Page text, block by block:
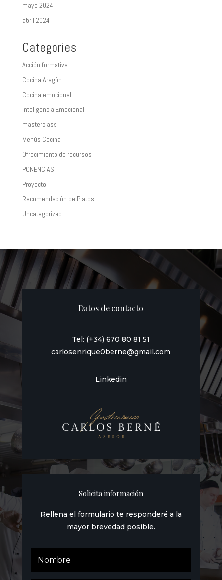
mayo 2024
abril 2024
Categories
Acción formativa
Cocina Aragón
Cocina emocional
Inteligencia Emocional
masterclass
Menús Cocina
Ofrecimiento de recursos
PONENCIAS
Proyecto
Recomendación de Platos
Uncategorized
Datos de contacto
Tel: (+34) 670 80 81 51
carlosenrique0berne@gmail.com
Linkedin
Solicita información
Rellena el formulario te responderé a la
mayor brevedad posible.